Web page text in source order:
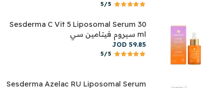
5/5
Sesderma C Vit 5 Liposomal Serum 30
ml سيروم فيتامين سي
JOD 59.85
5/5
Sesderma Azelac RU Liposomal Serum